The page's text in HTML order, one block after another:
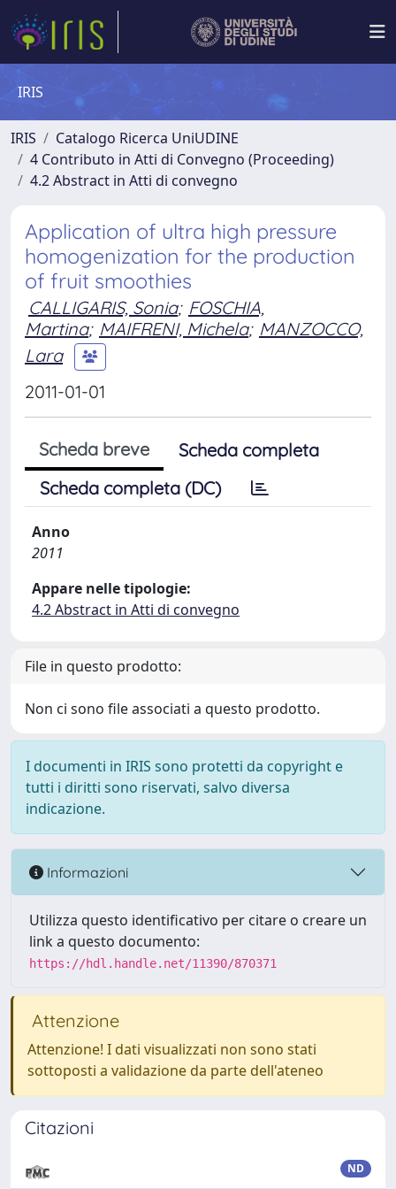
IRIS
IRIS
Catalogo Ricerca UniUDINE
4 Contributo in Atti di Convegno (Proceeding)
4.2 Abstract in Atti di convegno
Application of ultra high pressure
homogenization for the production
of fruit smoothies
CALLIGARIS, Sonia; FOSCHIA,
Martina; MAIFRENI, Michela; MANZOCCO,
Lara
2011-01-01
Scheda breve
Scheda completa
Scheda completa (DC)
Anno
2011
Appare nelle tipologie:
4.2 Abstract in Atti di convegno
File in questo prodotto:
Non ci sono file associati a questo prodotto.
I documenti in IRIS sono protetti da copyright e
tutti i diritti sono riservati, salvo diversa
indicazione.
Informazioni
Utilizza questo identificativo per citare o creare un
link a questo documento:
https://hdl.handle.net/11390/870371
Attenzione
Attenzione! I dati visualizzati non sono stati
sottoposti a validazione da parte dell'ateneo
Citazioni
ND